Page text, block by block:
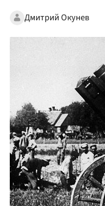
Дмитрий Окунев